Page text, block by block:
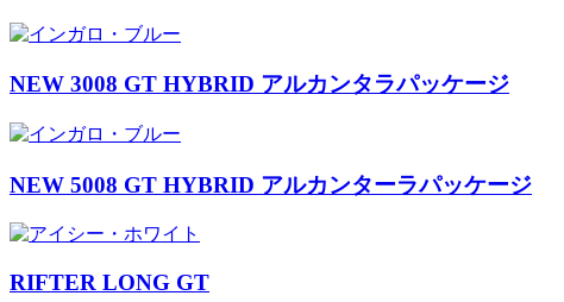
NEW 3008 GT HYBRID アルカンタラパッケージ
NEW 5008 GT HYBRID アルカンターラパッケージ
RIFTER LONG GT